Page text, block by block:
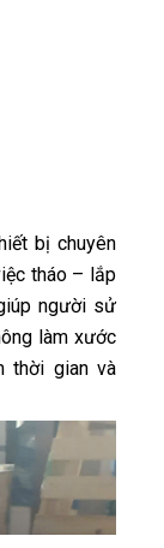
bị chuyên
tháo – lắp
người sử
làm xước
thời gian và